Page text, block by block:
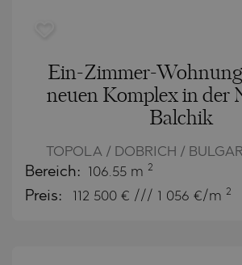
Ein-Zimmer-
neuen Komplex in der
Balchik
TOPOLA / DOBRICH /
Bereich: 106.55 m 2
Preis: 112 500 € /// 1 056 €/m 2